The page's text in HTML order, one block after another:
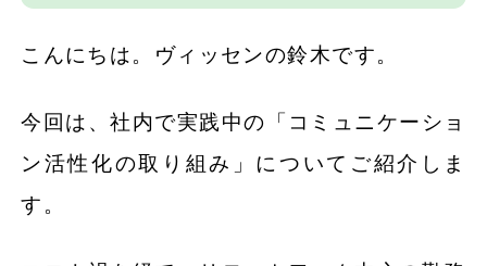
こんにちは。ヴィッセンの鈴木です。
今回は、社内で実践中の「コミュニケーショ
ン活性化の取り組み」についてご紹介しま
す。